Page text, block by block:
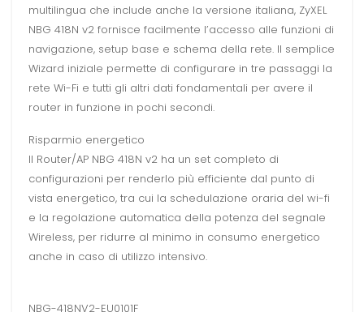
multilingua che include anche la versione italiana, ZyXEL
NBG 418N v2 fornisce facilmente l’accesso alle funzioni di
navigazione, setup base e schema della rete. Il semplice
Wizard iniziale permette di configurare in tre passaggi la
rete Wi-Fi e tutti gli altri dati fondamentali per avere il
router in funzione in pochi secondi.
Risparmio energetico
Il Router/AP NBG 418N v2 ha un set completo di
configurazioni per renderlo più efficiente dal punto di
vista energetico, tra cui la schedulazione oraria del wi-fi
e la regolazione automatica della potenza del segnale
Wireless, per ridurre al minimo in consumo energetico
anche in caso di utilizzo intensivo.
NBG-418NV2-EU0101F